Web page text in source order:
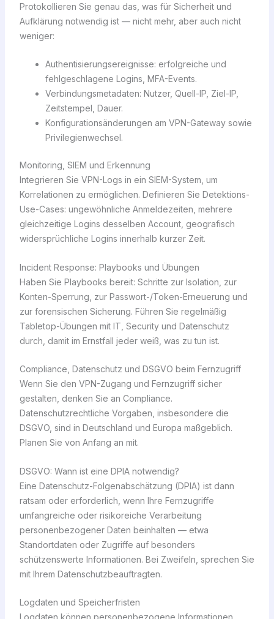
Protokollieren Sie genau das, was für Sicherheit und
Aufklärung notwendig ist — nicht mehr, aber auch nicht
weniger:
Authentisierungsereignisse: erfolgreiche und
fehlgeschlagene Logins, MFA-Events.
Verbindungsmetadaten: Nutzer, Quell-IP, Ziel-IP,
Zeitstempel, Dauer.
Konfigurationsänderungen am VPN-Gateway sowie
Privilegienwechsel.
Monitoring, SIEM und Erkennung
Integrieren Sie VPN-Logs in ein SIEM-System, um
Korrelationen zu ermöglichen. Definieren Sie Detektions-
Use-Cases: ungewöhnliche Anmeldezeiten, mehrere
gleichzeitige Logins desselben Account, geografisch
widersprüchliche Logins innerhalb kurzer Zeit.
Incident Response: Playbooks und Übungen
Haben Sie Playbooks bereit: Schritte zur Isolation, zur
Konten-Sperrung, zur Passwort-/Token-Erneuerung und
zur forensischen Sicherung. Führen Sie regelmäßig
Tabletop-Übungen mit IT, Security und Datenschutz
durch, damit im Ernstfall jeder weiß, was zu tun ist.
Compliance, Datenschutz und DSGVO beim Fernzugriff
Wenn Sie den VPN-Zugang und Fernzugriff sicher
gestalten, denken Sie an Compliance.
Datenschutzrechtliche Vorgaben, insbesondere die
DSGVO, sind in Deutschland und Europa maßgeblich.
Planen Sie von Anfang an mit.
DSGVO: Wann ist eine DPIA notwendig?
Eine Datenschutz-Folgenabschätzung (DPIA) ist dann
ratsam oder erforderlich, wenn Ihre Fernzugriffe
umfangreiche oder risikoreiche Verarbeitung
personenbezogener Daten beinhalten — etwa
Standortdaten oder Zugriffe auf besonders
schützenswerte Informationen. Bei Zweifeln, sprechen Sie
mit Ihrem Datenschutzbeauftragten.
Logdaten und Speicherfristen
Logdaten können personenbezogene Informationen